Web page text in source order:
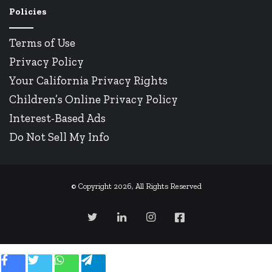
Policies
Terms of Use
Privacy Policy
Your California Privacy Rights
Children’s Online Privacy Policy
Interest-Based Ads
Do Not Sell My Info
© Copyright 2026, All Rights Reserved
TwitterLinkedinInstagramFacebook
FacebookTwitterWhatsAppTelegram